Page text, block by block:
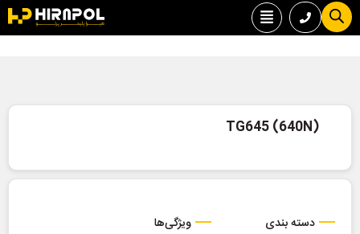
TG645 (640N)
دسته بندی
ویژگی‌ها